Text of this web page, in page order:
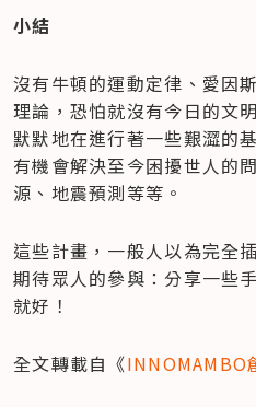
小結
沒有牛頓的運動定律、愛因
理論，恐怕就沒有今日的文
默默地在進行著一些艱澀的
有機會解決至今困擾世人的
源、地震預測等等。
這些計畫，一般人以為完全
期待眾人的參與：分享一些
就好！
全文轉載自《INNOMAMBO